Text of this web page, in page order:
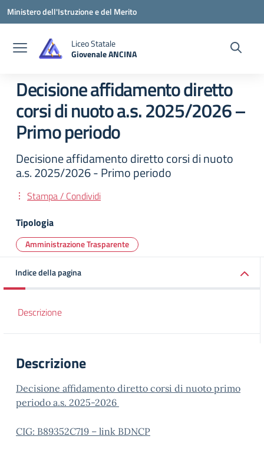
Vai ai contenuti
Vai al menu di navigazione
Vai al footer
Ministero dell'Istruzione e del Merito
Liceo Statale
Giovenale ANCINA
Decisione affidamento diretto
corsi di nuoto a.s. 2025/2026 –
Primo periodo
Decisione affidamento diretto corsi di nuoto
a.s. 2025/2026 - Primo periodo
Stampa / Condividi
Tipologia
Amministrazione Trasparente
Indice della pagina
Descrizione
Descrizione
Decisione affidamento diretto corsi di nuoto primo
periodo a.s. 2025-2026
CIG: B89352C719 – link BDNCP